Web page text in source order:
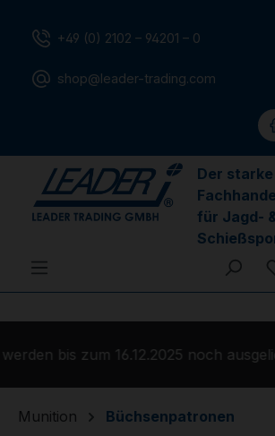
+49 (0) 2102 – 94201 – 0
shop@leader-trading.com
Der starke
für Jagd-
bis zum 16.12.2025 noch
Munition Büchsenpatronen